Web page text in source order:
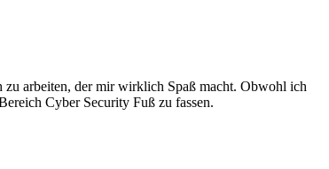
zu arbeiten, der mir wirklich Spaß macht. Obwohl ich
Cyber Security Fuß zu fassen.